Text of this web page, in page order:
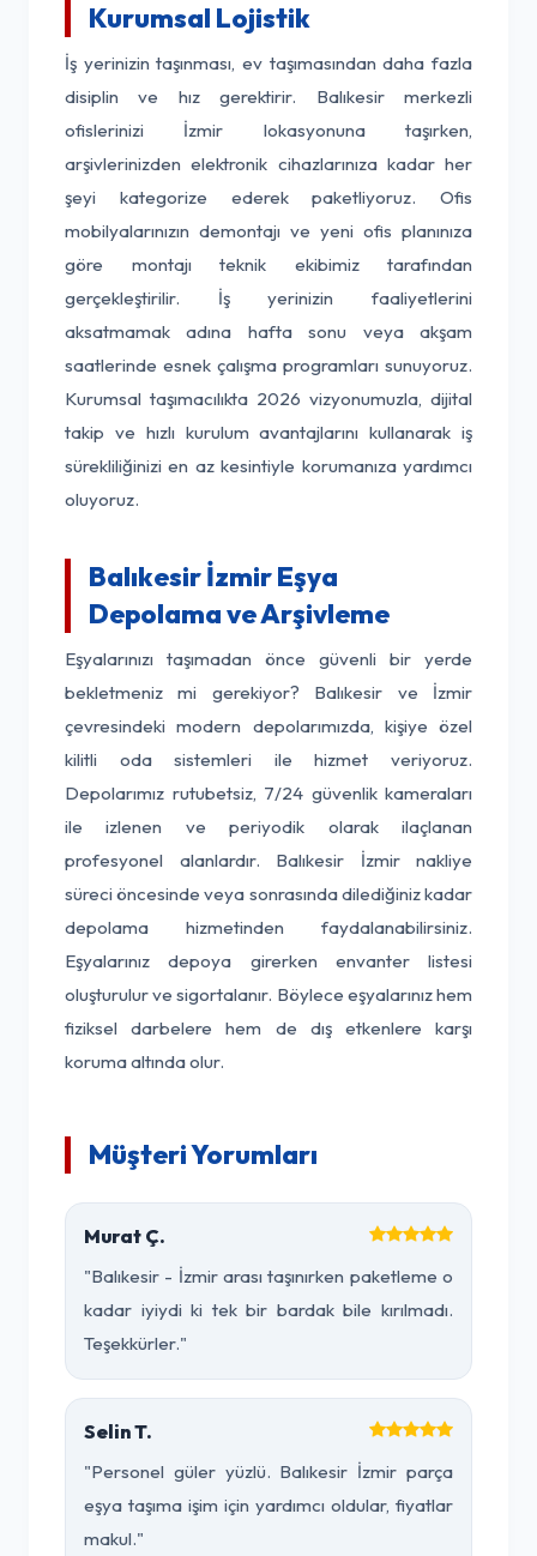
Kurumsal Lojistik
İş yerinizin taşınması, ev taşımasından daha fazla
disiplin ve hız gerektirir. Balıkesir merkezli
ofislerinizi İzmir lokasyonuna taşırken,
arşivlerinizden elektronik cihazlarınıza kadar her
şeyi kategorize ederek paketliyoruz. Ofis
mobilyalarınızın demontajı ve yeni ofis planınıza
göre montajı teknik ekibimiz tarafından
gerçekleştirilir. İş yerinizin faaliyetlerini
aksatmamak adına hafta sonu veya akşam
saatlerinde esnek çalışma programları sunuyoruz.
Kurumsal taşımacılıkta 2026 vizyonumuzla, dijital
takip ve hızlı kurulum avantajlarını kullanarak iş
sürekliliğinizi en az kesintiyle korumanıza yardımcı
oluyoruz.
Balıkesir İzmir Eşya
Depolama ve Arşivleme
Eşyalarınızı taşımadan önce güvenli bir yerde
bekletmeniz mi gerekiyor? Balıkesir ve İzmir
çevresindeki modern depolarımızda, kişiye özel
kilitli oda sistemleri ile hizmet veriyoruz.
Depolarımız rutubetsiz, 7/24 güvenlik kameraları
ile izlenen ve periyodik olarak ilaçlanan
profesyonel alanlardır. Balıkesir İzmir nakliye
süreci öncesinde veya sonrasında dilediğiniz kadar
depolama hizmetinden faydalanabilirsiniz.
Eşyalarınız depoya girerken envanter listesi
oluşturulur ve sigortalanır. Böylece eşyalarınız hem
fiziksel darbelere hem de dış etkenlere karşı
koruma altında olur.
Müşteri Yorumları
Murat Ç.
"Balıkesir - İzmir arası taşınırken paketleme o
kadar iyiydi ki tek bir bardak bile kırılmadı.
Teşekkürler."
Selin T.
"Personel güler yüzlü. Balıkesir İzmir parça
eşya taşıma işim için yardımcı oldular, fiyatlar
makul."